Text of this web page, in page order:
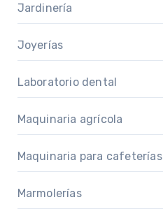
Jardinería
Joyerías
Laboratorio dental
Maquinaria agrícola
Maquinaria para cafeterías
Marmolerías